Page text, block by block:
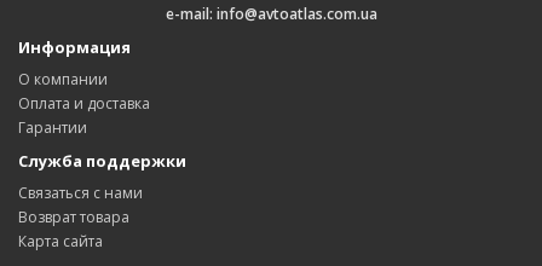
e-mail: info@avtoatlas.com.ua
Информация
О компании
Оплата и доставка
Гарантии
Служба поддержки
Связаться с нами
Возврат товара
Карта сайта